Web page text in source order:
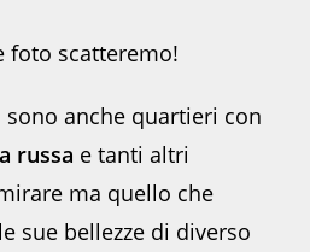
foto scatteremo!
anche quartieri con
russa e tanti altri
ma quello che
sue bellezze di diverso